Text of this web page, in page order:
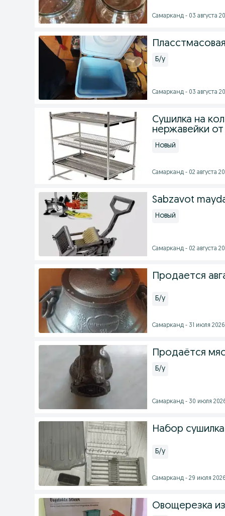
Самарканд - 03 августа
Б/у
Самарканд - 03 августа
Сушилка на
нержавейки
Новый
Самарканд - 02 августа
Sabzavot
Новый
Самарканд - 02 августа
Продается
Б/у
Самарканд - 31 июля 2026
Продаётся
Б/у
Самарканд - 30 июля
Набор
Б/у
Самарканд - 29 июля
Овощерезка